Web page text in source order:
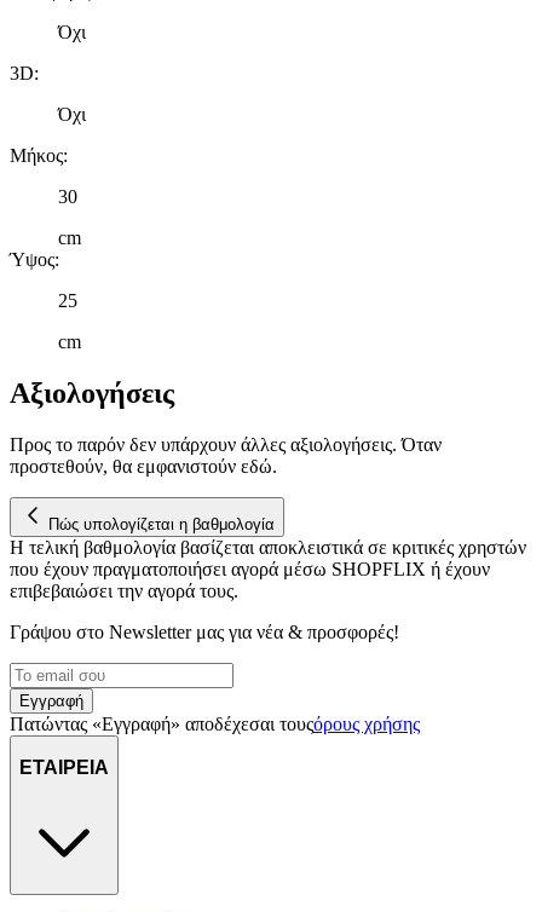
Όχι
3D:
Όχι
Μήκος:
30
cm
Ύψος:
25
cm
Αξιολογήσεις
Προς το παρόν δεν υπάρχουν άλλες αξιολογήσεις. Όταν
προστεθούν, θα εμφανιστούν εδώ.
Πώς υπολογίζεται η βαθμολογία
Η τελική βαθμολογία βασίζεται αποκλειστικά σε κριτικές χρηστών
που έχουν πραγματοποιήσει αγορά μέσω SHOPFLIX ή έχουν
επιβεβαιώσει την αγορά τους.
Γράψου στο Νewsletter μας για νέα & προσφορές!
Εγγραφή
Πατώντας «Εγγραφή» αποδέχεσαι τουςόρους χρήσης
ΕΤΑΙΡΕΙΑ